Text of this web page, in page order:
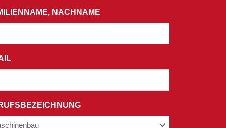
NACHNAME *
*
*